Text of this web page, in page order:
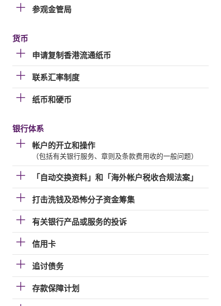
参观金管局
货币
申请复制香港流通纸币
联系汇率制度
纸币和硬币
银行体系
帐户的开立和操作
（包括有关银行服务、章则及条款费用收的一般问题）
「自动交换资料」和「海外帐户税收合规法案」
打击洗钱及恐怖分子资金筹集
有关银行产品或服务的投诉
信用卡
追讨债务
存款保障计划